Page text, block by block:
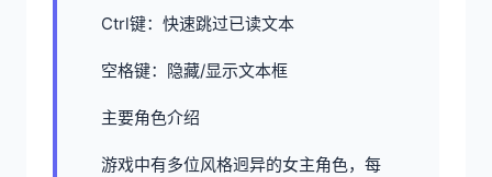
Ctrl键：快速跳过已读文本
空格键：隐藏/显示文本框
主要角色介绍
游戏中有多位风格迥异的女主角色，每